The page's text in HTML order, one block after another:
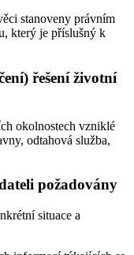
stanoveny právním
který je příslušný k
řešení životní
okolnostech vzniklé
odtahová služba,
požadovány
situace a